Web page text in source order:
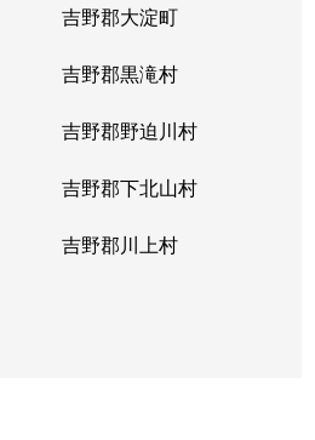
吉野郡大淀町
吉野郡黒滝村
吉野郡野迫川村
吉野郡下北山村
吉野郡川上村